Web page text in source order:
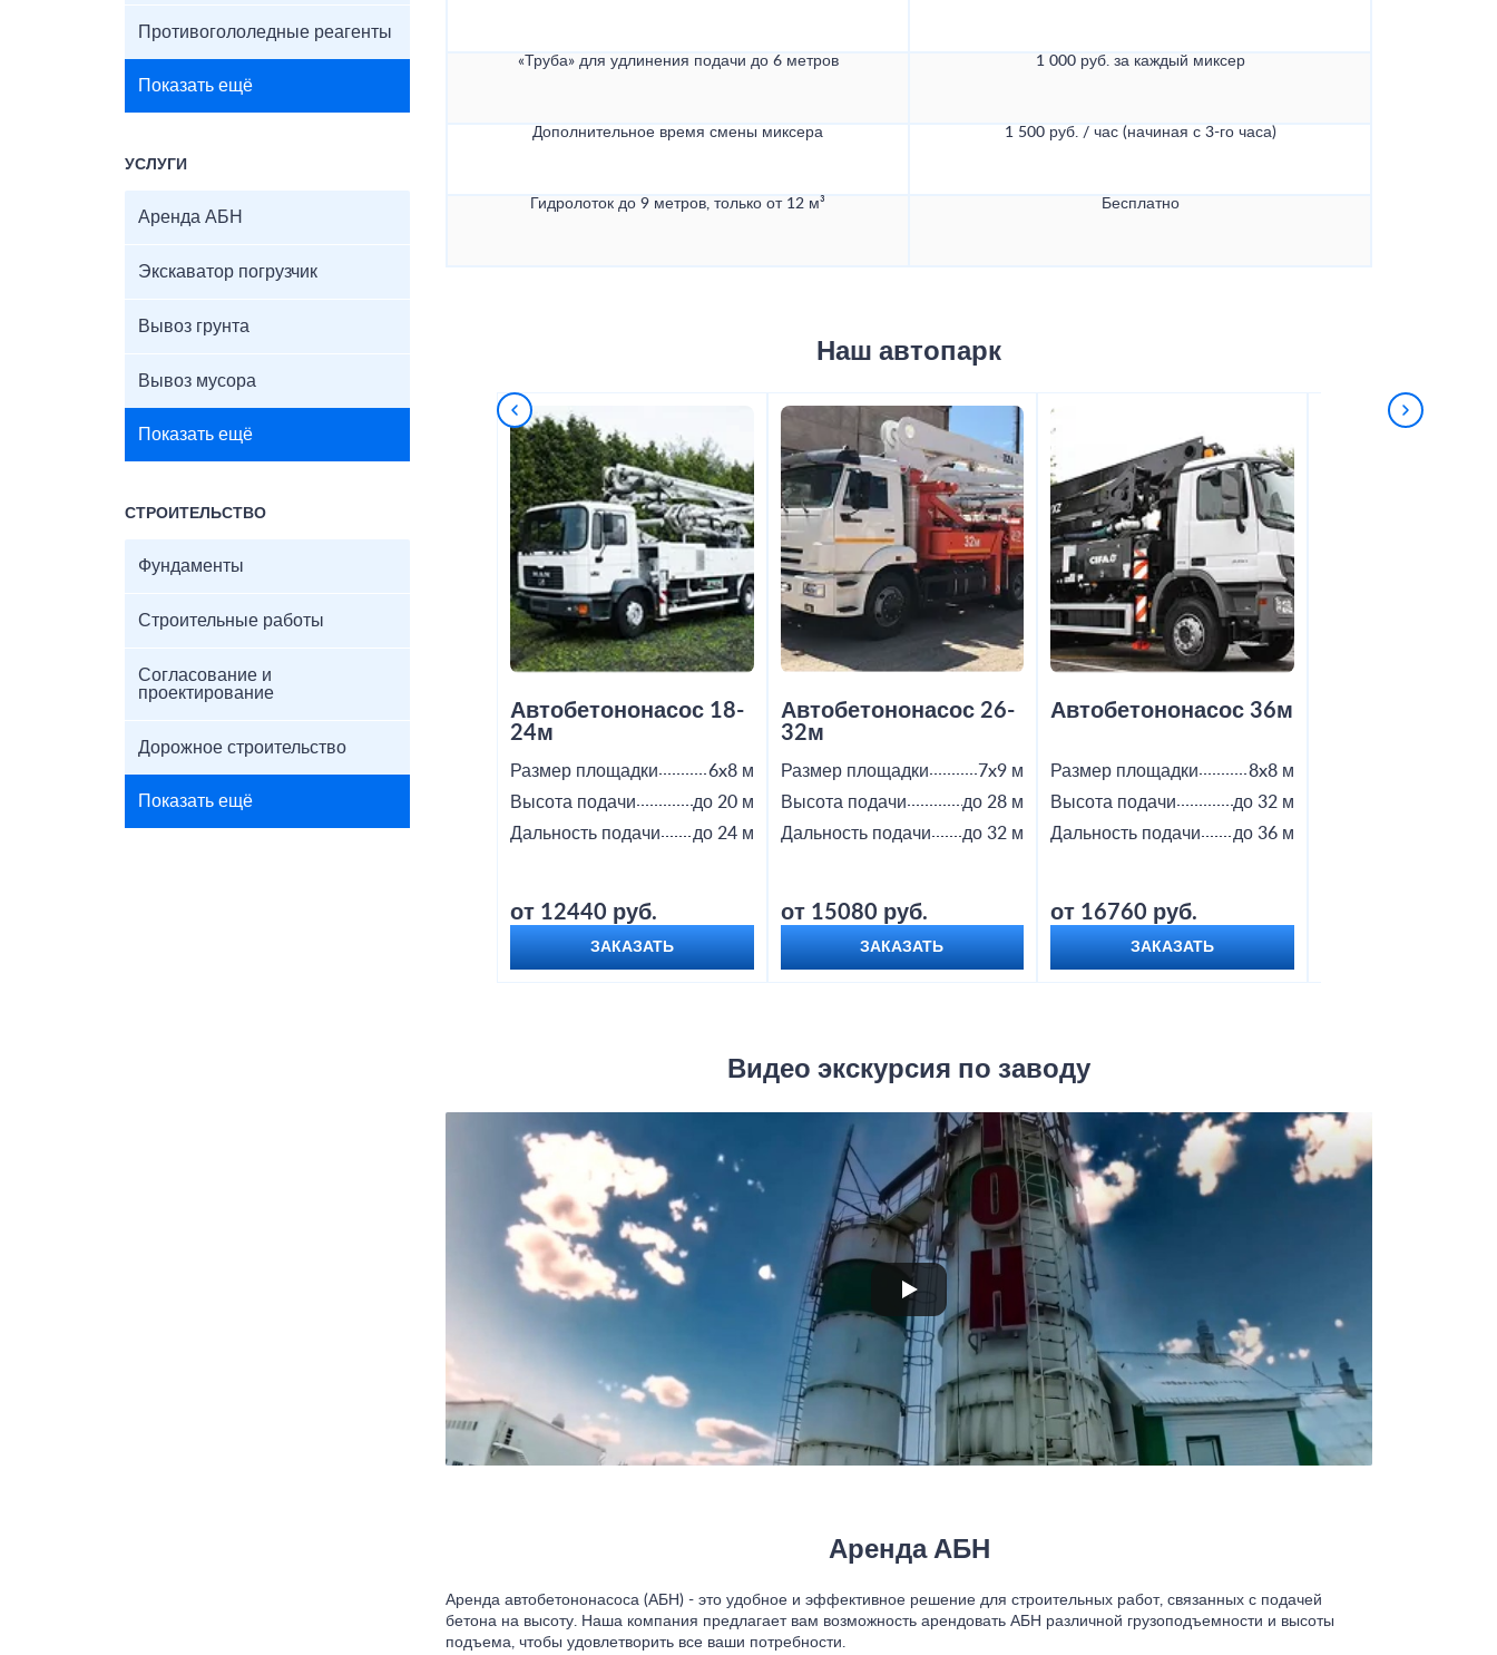
Противогололедные реагенты
Показать ещё
УСЛУГИ
Аренда АБН
Экскаватор погрузчик
Вывоз грунта
Вывоз мусора
Показать ещё
СТРОИТЕЛЬСТВО
Фундаменты
Строительные работы
Согласование и
проектирование
Дорожное строительство
Показать ещё
«Труба» для удлинения подачи до 6 метров 1 000 руб. за каждый миксер
Дополнительное время смены миксера 1 500 руб. / час (начиная с 3-го часа)
Гидролоток до 9 метров, только от 12 м³ Бесплатно
Наш автопарк
Автобетононасос 18-
24м
Размер площадки
6x8 м
Высота подачи
до 20 м
Дальность подачи
до 24 м
от 12440 руб.
ЗАКАЗАТЬ
Автобетононасос 26-
32м
Размер площадки
7x9 м
Высота подачи
до 28 м
Дальность подачи
до 32 м
от 15080 руб.
ЗАКАЗАТЬ
Автобетононасос 36м
Размер площадки
8x8 м
Высота подачи
до 32 м
Дальность подачи
до 36 м
от 16760 руб.
ЗАКАЗАТЬ
Видео экскурсия по заводу
Аренда АБН
Аренда автобетононасоса (АБН) - это удобное и эффективное решение для строительных работ, связанных с подачей
бетона на высоту. Наша компания предлагает вам возможность арендовать АБН различной грузоподъемности и высоты
подъема, чтобы удовлетворить все ваши потребности.